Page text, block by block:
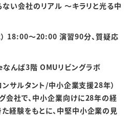
ない会社のリアル ～キラリと光る中
） 18:00～20:00 演習90分、質疑応
んば3階 OMUリビングラボ
サルタント/中小企業支援28年）
会社で、中小企業向けに28年の経
経験をもとに、中堅中小企業の見